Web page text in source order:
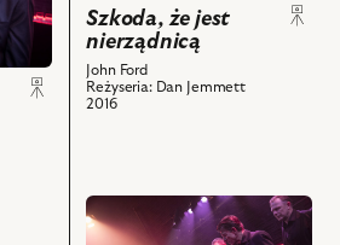
nierządnicą,
Na
zdjęciu:
Lidia
Ewa
Makomaska
Szkoda, że jest
nierządnicą
John Ford
Reżyseria: Dan Jemmett
2016
przejdź
do